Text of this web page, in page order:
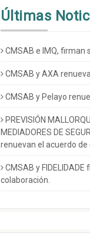
Últimas
CMSAB e IMQ, firman
CMSAB y AXA
CMSAB y Pelayo
PREVISIÓN
MEDIADORES DE
renuevan el acuerdo de
CMSAB y
colaboración.